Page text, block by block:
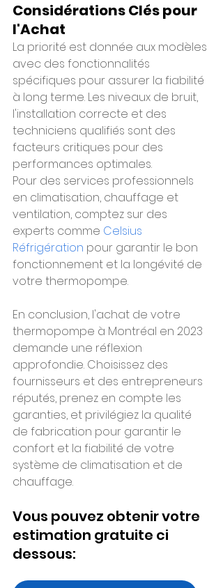
Considérations Clés pour
l'Achat
La priorité est donnée aux modèles
avec des fonctionnalités
spécifiques pour assurer la fiabilité
à long terme. Les niveaux de bruit,
l'installation correcte et des
techniciens qualifiés sont des
facteurs critiques pour des
performances optimales.
Pour des services professionnels
en climatisation, chauffage et
ventilation, comptez sur des
experts comme Celsius
Réfrigération pour garantir le bon
fonctionnement et la longévité de
votre thermopompe.
En conclusion, l'achat de votre
thermopompe à Montréal en 2023
demande une réflexion
approfondie. Choisissez des
fournisseurs et des entrepreneurs
réputés, prenez en compte les
garanties, et privilégiez la qualité
de fabrication pour garantir le
confort et la fiabilité de votre
système de climatisation et de
chauffage.
Vous pouvez obtenir votre
estimation gratuite ci
dessous: